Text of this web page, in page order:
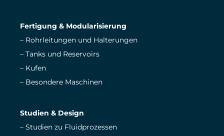
Fertigung & Modularisierung
– Rohrleitungen und Halterungen
– Tanks und Reservoirs
– Kufen
– Besondere Maschinen
Studien & Design
– Studien zu Fluidprozessen